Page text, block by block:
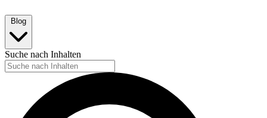
Blog
Suche nach Inhalten